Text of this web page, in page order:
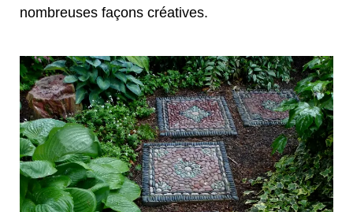
nombreuses façons créatives.